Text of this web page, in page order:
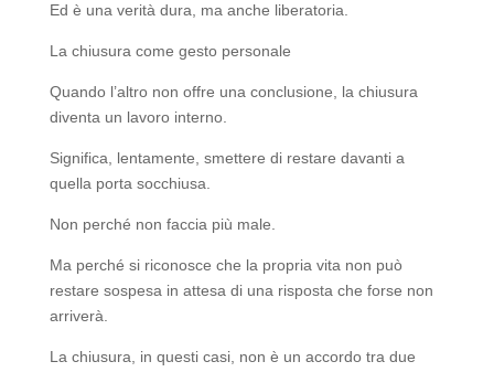
Ed è una verità dura, ma anche liberatoria.
La chiusura come gesto personale
Quando l’altro non offre una conclusione, la chiusura
diventa un lavoro interno.
Significa, lentamente, smettere di restare davanti a
quella porta socchiusa.
Non perché non faccia più male.
Ma perché si riconosce che la propria vita non può
restare sospesa in attesa di una risposta che forse non
arriverà.
La chiusura, in questi casi, non è un accordo tra due